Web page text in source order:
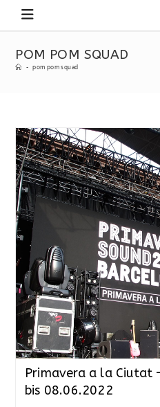
POM POM SQUAD
- pom pom squad
Primavera a la Ciutat
bis 08.06.2022